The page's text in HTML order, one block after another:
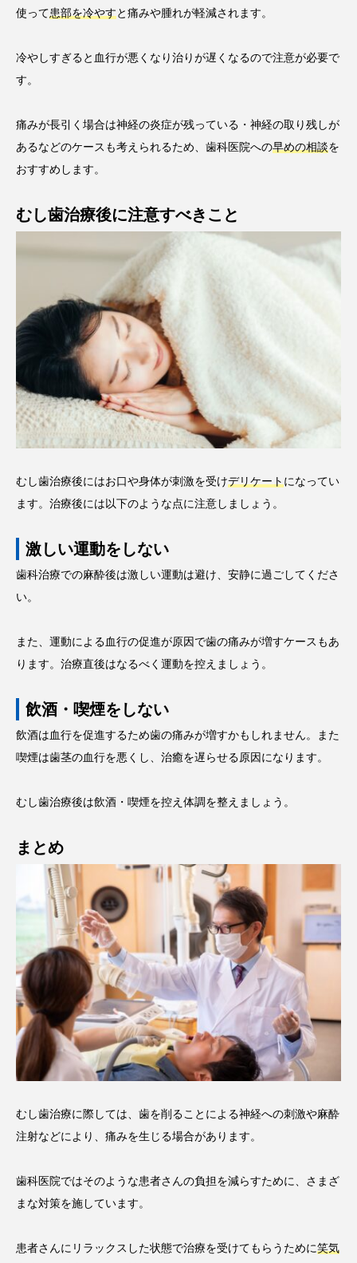
使って患部を冷やす と痛みや腫れが軽減されます。
冷やしすぎると血行が悪くなり治りが遅くなるので注意が必要で
す。
痛みが長引く場合は神経の炎症が残っている・神経の取り残しが
あるなどのケースも考えられるため、歯科医院への早めの相談を
おすすめします。
むし歯治療後に注意すべきこと
むし歯治療後にはお口や身体が刺激を受けデリケート になってい
ます。治療後には以下のような点に注意しましょう。
激しい運動をしない
歯科治療での麻酔後は激しい運動は避け、安静に過ごしてくださ
い。
また、運動による血行の促進が原因で歯の痛みが増すケースもあ
ります。治療直後はなるべく運動を控えましょう。
飲酒・喫煙をしない
飲酒は血行を促進するため歯の痛みが増すかもしれません。また
喫煙は歯茎の血行を悪くし、治癒を遅らせる原因になります。
むし歯治療後は飲酒・喫煙を控え体調を整えましょう。
まとめ
むし歯治療に際しては、歯を削ることによる神経への刺激や麻酔
注射などにより、痛みを生じる場合があります。
歯科医院ではそのような患者さんの負担を減らすために、さまざ
まな対策を施しています。
患者さんにリラックスした状態で治療を受けてもらうために笑気